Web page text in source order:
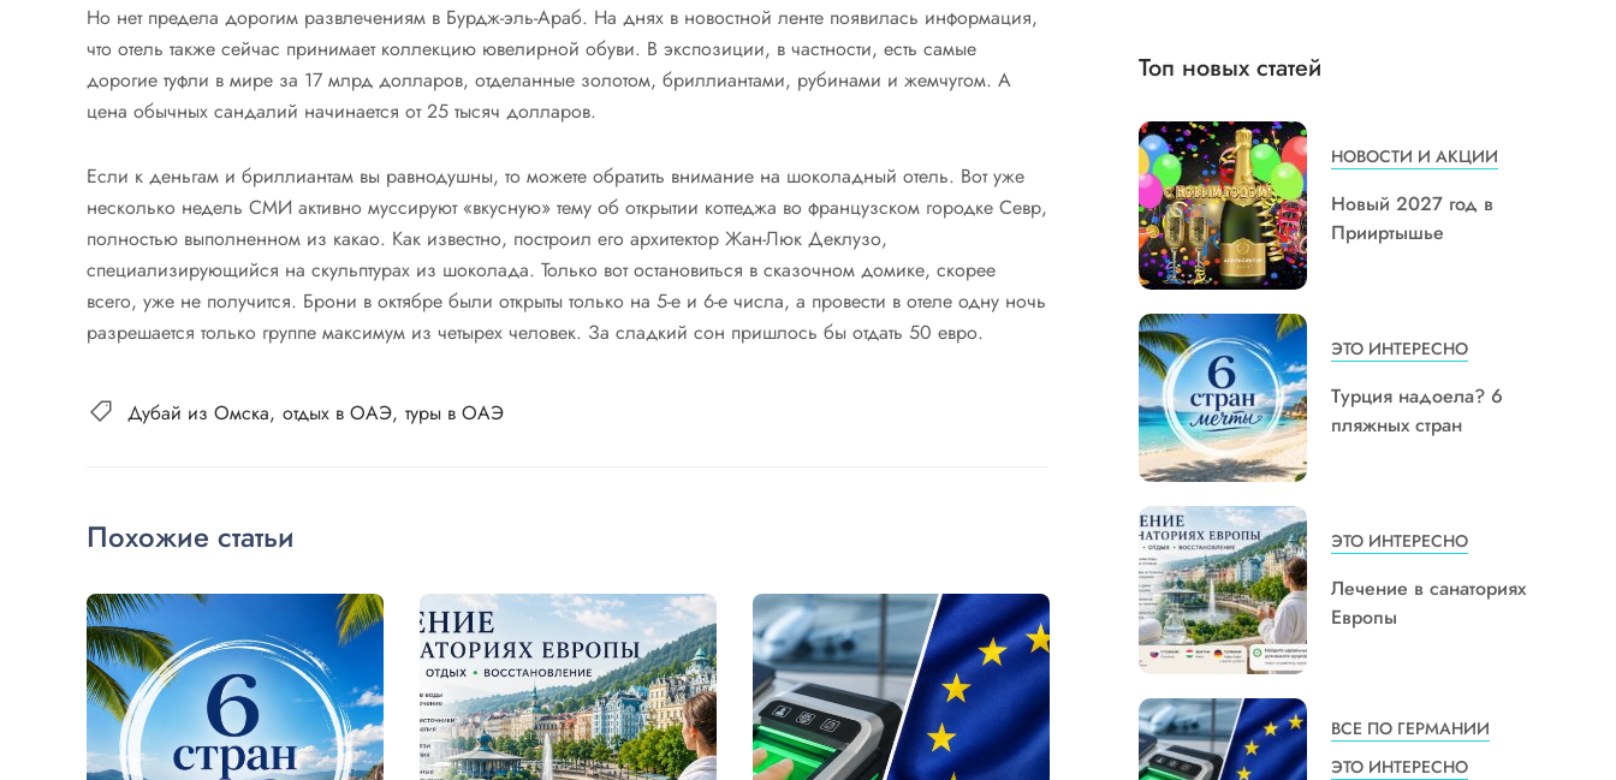
Но нет предела дорогим развлечениям в Бурдж-эль-Араб. На днях в новостной ленте появилась информация,
что отель также сейчас принимает коллекцию ювелирной обуви. В экспозиции, в частности, есть самые
дорогие туфли в мире за 17 млрд долларов, отделанные золотом, бриллиантами, рубинами и жемчугом. А
цена обычных сандалий начинается от 25 тысяч долларов.
Если к деньгам и бриллиантам вы равнодушны, то можете обратить внимание на шоколадный отель. Вот уже
несколько недель СМИ активно муссируют «вкусную» тему об открытии коттеджа во французском городке Севр,
полностью выполненном из какао. Как известно, построил его архитектор Жан-Люк Деклузо,
специализирующийся на скульптурах из шоколада. Только вот остановиться в сказочном домике, скорее
всего, уже не получится. Брони в октябре были открыты только на 5-е и 6-е числа, а провести в отеле одну ночь
разрешается только группе максимум из четырех человек. За сладкий сон пришлось бы отдать 50 евро.
Дубай из Омска отдых в ОАЭ туры в ОАЭ
Похожие статьи
Топ новых статей
НОВОСТИ И АКЦИИ
Новый 2027 год в
Прииртышье
ЭТО ИНТЕРЕСНО
Турция надоела? 6
пляжных стран
ЭТО ИНТЕРЕСНО
Лечение в санаториях
Европы
ВСЕ ПО ГЕРМАНИИ
ЭТО ИНТЕРЕСНО